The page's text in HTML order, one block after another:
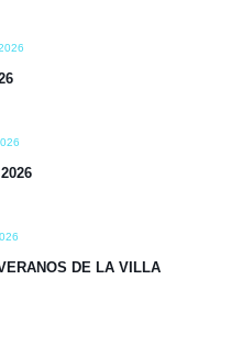
DE LA VILLA